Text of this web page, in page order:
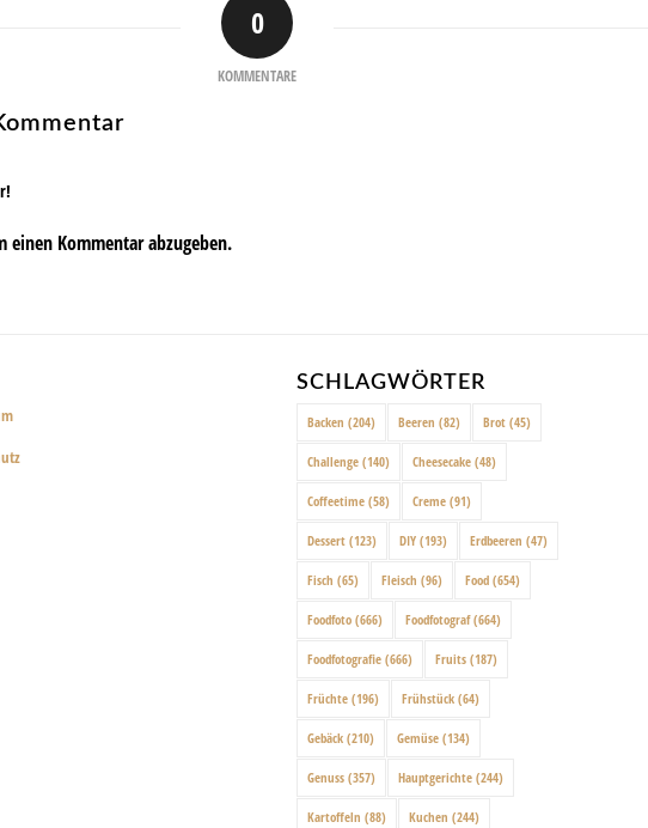
0
KOMMENTARE
einen Kommentar abzugeben.
SCHLAGWÖRTER
Backen (204) Beeren (82) Brot (45)
Challenge (140) Cheesecake (48)
Coffeetime (58) Creme (91)
Dessert (123) DIY (193) Erdbeeren (47)
Fisch (65) Fleisch (96) Food (654)
Foodfoto (666) Foodfotograf(664)
Foodfotografie (666) Fruits (187)
Früchte (196) Frühstück (64)
Gebäck (210) Gemüse (134)
Genuss (357) Hauptgerichte (244)
Kartoffeln (88) Kuchen (244)